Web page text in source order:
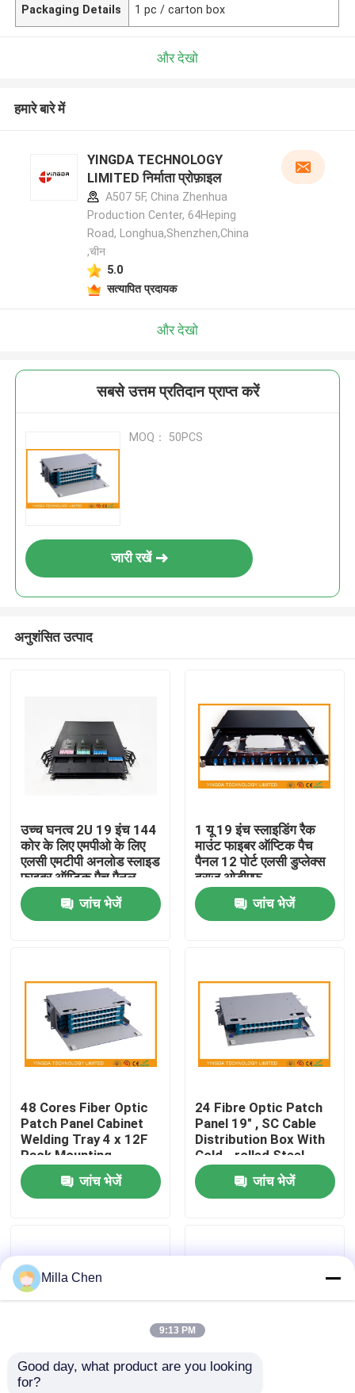
उत्पादों
हमारे बारे में
गुणवत्ता नियंत्रण
संपर्क करें
मामलों
एक उद्धरण का अनुरोध करें
फाइबर ऑप्टिक टर्मिनेशन बॉक्स
Packaging Details 1 pc / carton box
और देखो
हमारे बारे में
YINGDA TECHNOLOGY
LIMITED निर्माता प्रोफ़ाइल
A507 5F, China Zhenhua
Production Center, 64Heping
Road, Longhua,Shenzhen,China
,चीन
5.0
सत्यापित प्रदायक
और देखो
सबसे उत्तम प्रतिदान प्राप्त करें
MOQ： 50PCS
जारी रखें
अनुशंसित उत्पाद
उच्च घनत्व 2U 19 इंच 144
कोर के लिए एमपीओ के लिए
एलसी एमटीपी अनलोड स्लाइड
फाइबर ऑप्टिक पैच पैनल
एमपीओ रैक डेटा सेंटर
समाधान
जांच भेजें
1 यू 19 इंच स्लाइडिंग रैक
माउंट फाइबर ऑप्टिक पैच
पैनल 12 पोर्ट एलसी डुप्लेक्स
दराज ओडीएफ
जांच भेजें
48 Cores Fiber Optic
Patch Panel Cabinet
Welding Tray 4 x 12F
Rack Mounting
जांच भेजें
24 Fibre Optic Patch
Panel 19" , SC Cable
Distribution Box With
Cold - rolled Steel
Material
जांच भेजें
डाटा सेंटर कैबिनेट रैक माउंट
Milla Chen
9:13 PM
Good day, what product are you looking
for?